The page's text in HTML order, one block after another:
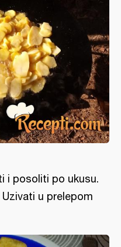
i posoliti po ukusu.
u prelepom